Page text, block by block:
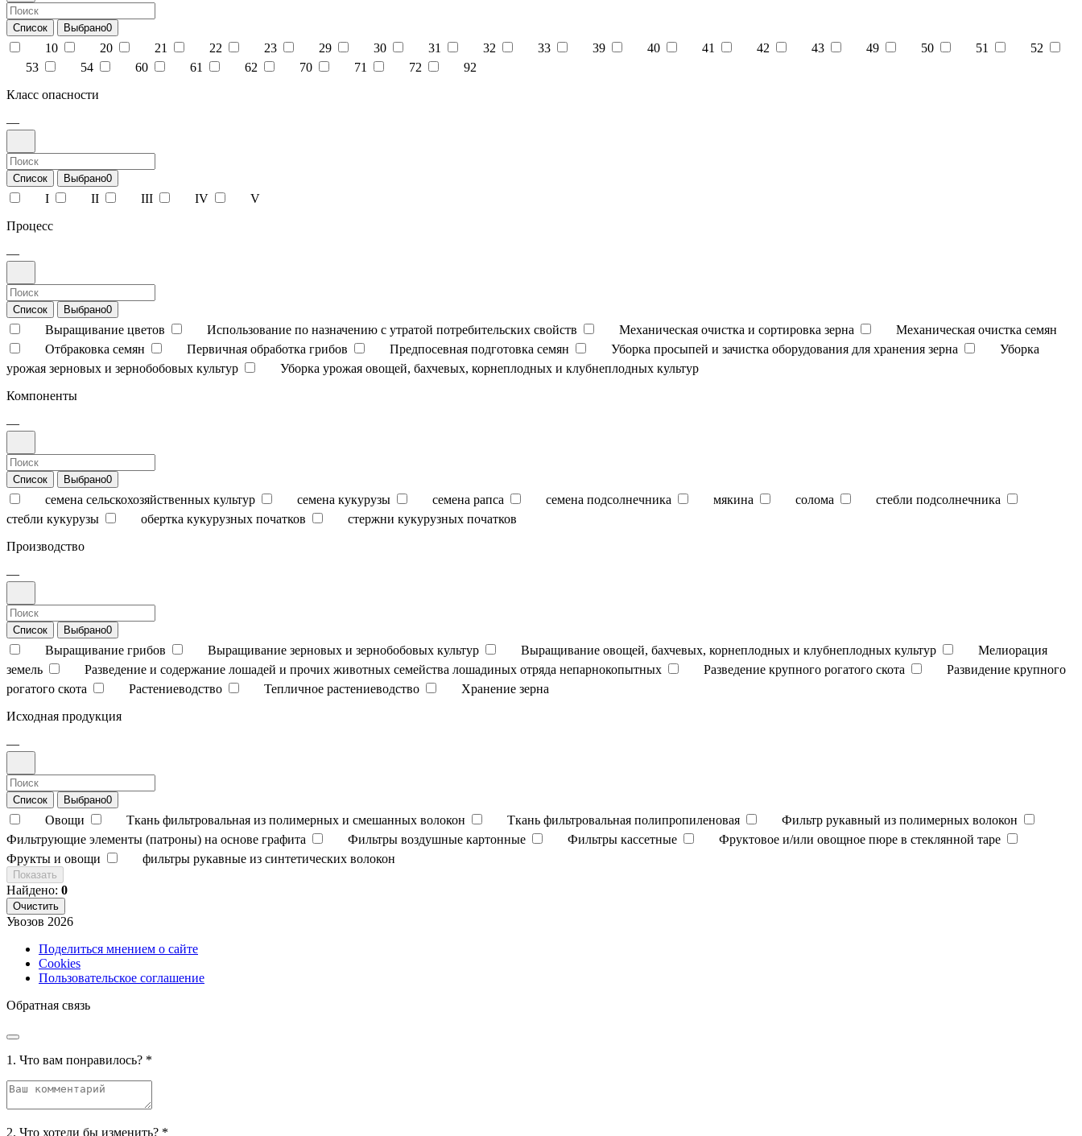
Список Выбрано0
10 20 21 22 23 29 30 31 32 33 39 40 41 42 43 49 50 51
52
53
54 60 61 62 70 71 72
92
Класс опасности
—
Список Выбрано0
I II III IV
V
Процесс
—
Список Выбрано0
Выращивание цветов Использование по назначению с утратой потребительских свойств Механическая очистка и сортировка зерна
Механическая очистка семян
Отбраковка семян
Первичная обработка грибов Предпосевная подготовка семян Уборка просыпей и зачистка оборудования для хранения зерна
Уборка
урожая зерновых и зернобобовых культур
Уборка урожая овощей, бахчевых, корнеплодных и клубнеплодных культур
Компоненты
—
Список Выбрано0
семена сельскохозяйственных культур семена кукурузы семена рапса семена подсолнечника мякина солома
стебли подсолнечника
стебли кукурузы
обертка кукурузных початков
стержни кукурузных початков
Производство
—
Список Выбрано0
Выращивание грибов Выращивание зерновых и зернобобовых культур Выращивание овощей, бахчевых, корнеплодных и клубнеплодных культур
Мелиорация
земель
Разведение и содержание лошадей и прочих животных семейства лошадиных отряда непарнокопытных Разведение крупного рогатого скота
Развидение крупного
рогатого скота
Растениеводство Тепличное растениеводство
Хранение зерна
Исходная продукция
—
Список Выбрано0
Овощи Ткань фильтровальная из полимерных и смешанных волокон Ткань фильтровальная полипропиленовая
Фильтр рукавный из полимерных волокон
Фильтрующие элементы (патроны) на основе графита
Фильтры воздушные картонные Фильтры кассетные
Фруктовое и/или овощное пюре в стеклянной таре
Фрукты и овощи
фильтры рукавные из синтетических волокон
Показать
Найдено: 0
Очистить
Увозов 2026
Поделиться мнением о сайте
Cookies
Пользовательское соглашение
Обратная связь
1. Что вам понравилось? *
2. Что хотели бы изменить? *